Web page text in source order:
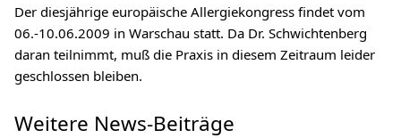
Der diesjährige europäische Allergiekongress findet vom
06.-10.06.2009 in Warschau statt. Da Dr. Schwichtenberg
daran teilnimmt, muß die Praxis in diesem Zeitraum leider
geschlossen bleiben.
Weitere News-Beiträge